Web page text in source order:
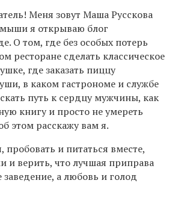
Меня зовут Маша Русскова
я открываю блог
О том, где без особых потерь
ресторане сделать классическое
где заказать пиццу
в каком гастрономе и службе
путь к сердцу мужчины, как
книгу и просто не умереть
этом расскажу вам я.
пробовать и питаться вместе,
и верить, что лучшая приправа
а любовь и голод